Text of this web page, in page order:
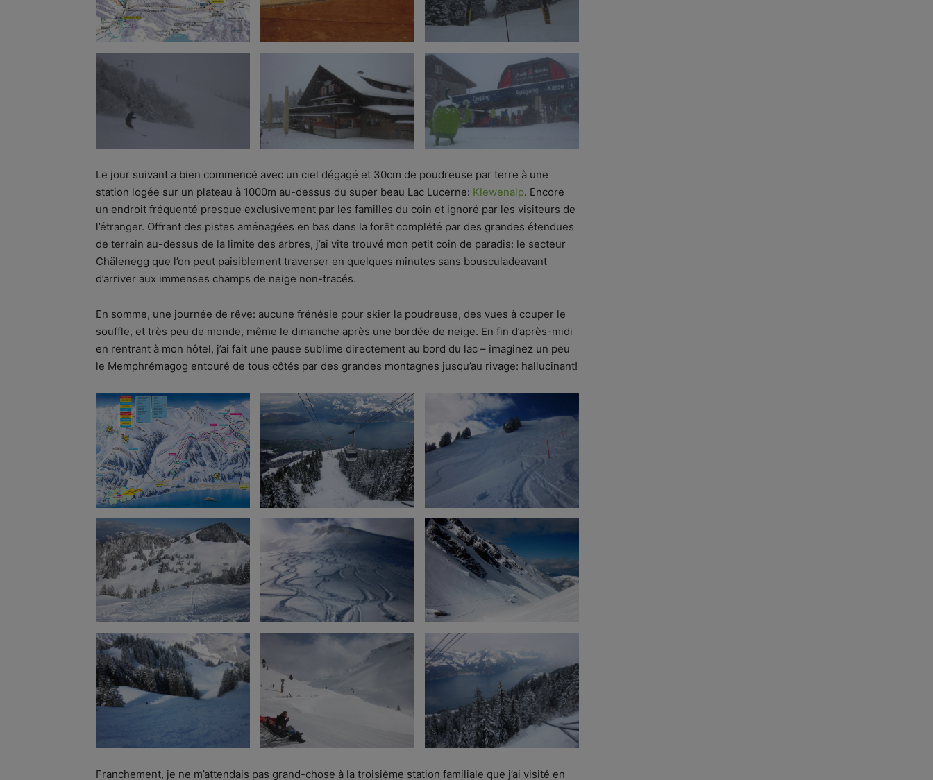
Le jour suivant a bien commencé avec un ciel dégagé et 30cm de poudreuse par terre à une
station logée sur un plateau à 1000m au-dessus du super beau Lac Lucerne: Klewenalp. Encore
un endroit fréquenté presque exclusivement par les familles du coin et ignoré par les visiteurs de
l’étranger. Offrant des pistes aménagées en bas dans la forêt complété par des grandes étendues
de terrain au-dessus de la limite des arbres, j’ai vite trouvé mon petit coin de paradis: le secteur
Chälenegg que l’on peut paisiblement traverser en quelques minutes sans bousculadeavant
d’arriver aux immenses champs de neige non-tracés.
En somme, une journée de rêve: aucune frénésie pour skier la poudreuse, des vues à couper le
souffle, et très peu de monde, même le dimanche après une bordée de neige. En fin d’après-midi
en rentrant à mon hôtel, j’ai fait une pause sublime directement au bord du lac – imaginez un peu
le Memphrémagog entouré de tous côtés par des grandes montagnes jusqu’au rivage: hallucinant!
Franchement, je ne m’attendais pas grand-chose à la troisième station familiale que j’ai visité en